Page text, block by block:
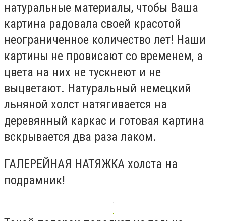
натуральные материалы, чтобы Ваша
картина радовала своей красотой
неограниченное количество лет! Наши
картины не провисают со временем, а
цвета на них не тускнеют и не
выцветают. Натуральный немецкий
льняной холст натягивается на
деревянный каркас и готовая картина
вскрывается два раза лаком.
ГАЛЕРЕЙНАЯ НАТЯЖКА холста на
подрамник!